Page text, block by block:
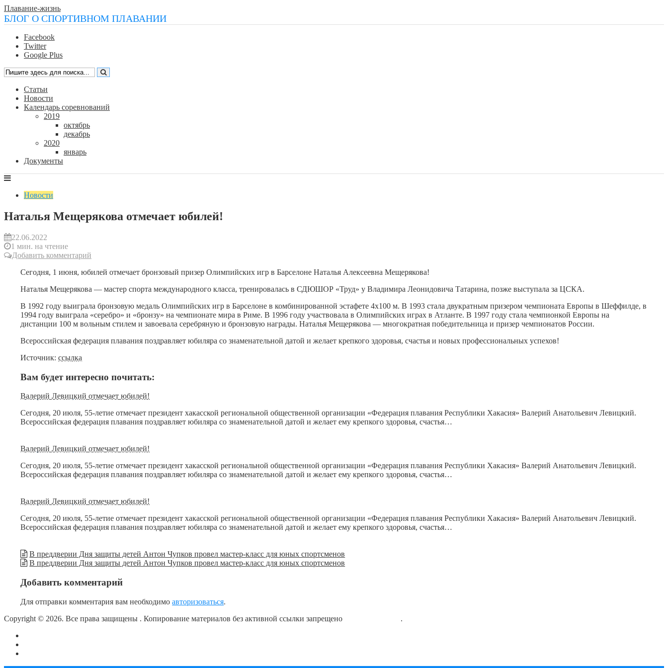
Плавание-жизнь
БЛОГ О СПОРТИВНОМ ПЛАВАНИИ
Facebook
Twitter
Google Plus
Статьи
Новости
Календарь соревнований
2019
октябрь
декабрь
2020
январь
Документы
Новости
Наталья Мещерякова отмечает юбилей!
22.06.2022
1 мин. на чтение
Добавить комментарий
Сегодня, 1 июня, юбилей отмечает бронзовый призер Олимпийских игр в Барселоне Наталья Алексеевна Мещерякова!
Наталья Мещерякова — мастер спорта международного класса, тренировалась в СДЮШОР «Труд» у Владимира Леонидовича Татарина, позже выступала за ЦСКА.
В 1992 году выиграла бронзовую медаль Олимпийских игр в Барселоне в комбинированной эстафете 4х100 м. В 1993 стала двукратным призером чемпионата Европы в Шеффилде, в
1994 году выиграла «серебро» и «бронзу» на чемпионате мира в Риме. В 1996 году участвовала в Олимпийских играх в Атланте. В 1997 году стала чемпионкой Европы на
дистанции 100 м вольным стилем и завоевала серебряную и бронзовую награды. Наталья Мещерякова — многократная победительница и призер чемпионатов России.
Всероссийская федерация плавания поздравляет юбиляра со знаменательной датой и желает крепкого здоровья, счастья и новых профессиональных успехов!
Источник:ссылка
Вам будет интересно почитать:
Валерий Левицкий отмечает юбилей!
Сегодня, 20 июля, 55-летие отмечает президент хакасской региональной общественной организации «Федерация плавания Республики Хакасия» Валерий Анатольевич Левицкий.
Всероссийская федерация плавания поздравляет юбиляра со знаменательной датой и желает ему крепкого здоровья, счастья…
Валерий Левицкий отмечает юбилей!
Сегодня, 20 июля, 55-летие отмечает президент хакасской региональной общественной организации «Федерация плавания Республики Хакасия» Валерий Анатольевич Левицкий.
Всероссийская федерация плавания поздравляет юбиляра со знаменательной датой и желает ему крепкого здоровья, счастья…
Валерий Левицкий отмечает юбилей!
Сегодня, 20 июля, 55-летие отмечает президент хакасской региональной общественной организации «Федерация плавания Республики Хакасия» Валерий Анатольевич Левицкий.
Всероссийская федерация плавания поздравляет юбиляра со знаменательной датой и желает ему крепкого здоровья, счастья…
В преддверии Дня защиты детей Антон Чупков провел мастер-класс для юных спортсменов
В преддверии Дня защиты детей Антон Чупков провел мастер-класс для юных спортсменов
Добавить комментарий
Для отправки комментария вам необходимоавторизоваться.
Copyright © 2026. Все права защищены . Копирование материалов без активной ссылки запрещено
.